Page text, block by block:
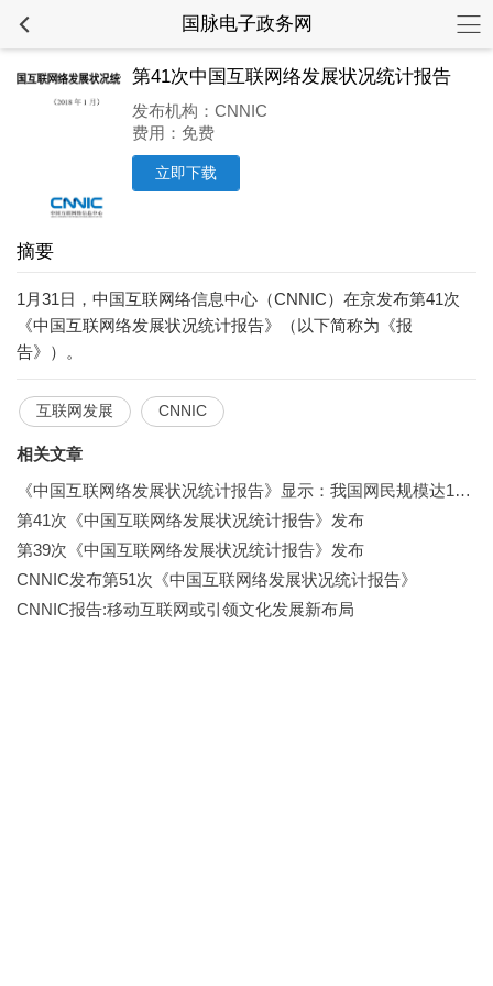
国脉电子政务网
第41次中国互联网络发展状况统计报告
发布机构：CNNIC
费用：免费
立即下载
摘要
1月31日，中国互联网络信息中心（CNNIC）在京发布第41次
《中国互联网络发展状况统计报告》（以下简称为《报
告》）。
互联网发展 CNNIC
相关文章
《中国互联网络发展状况统计报告》显示：我国网民规模达10.32亿
第41次《中国互联网络发展状况统计报告》发布
第39次《中国互联网络发展状况统计报告》发布
CNNIC发布第51次《中国互联网络发展状况统计报告》
CNNIC报告:移动互联网或引领文化发展新布局